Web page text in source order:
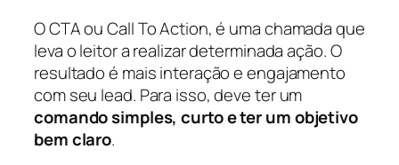
O CTA ou Call To Action, é uma chamada que
leva o leitor a realizar determinada ação. O
resultado é mais interação e engajamento
com seu lead. Para isso, deve ter um
comando simples, curto e ter um objetivo
bem claro.